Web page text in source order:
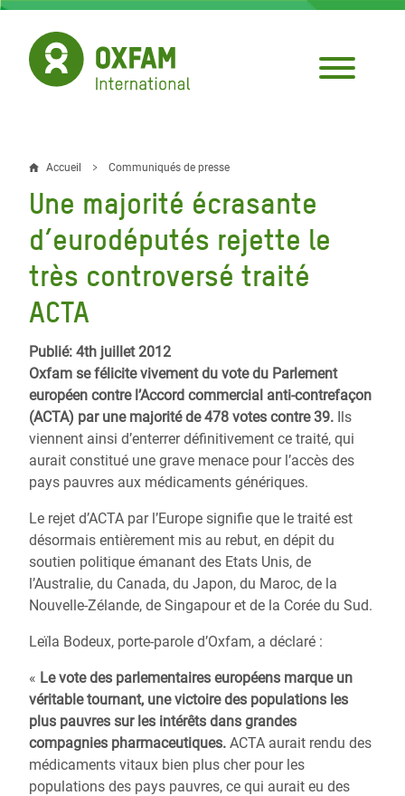
Aller
contenu
principal
Fil
d'Ariane
Accueil Communiqués de presse
Une majorité écrasante
d’eurodéputés rejette le
très controversé traité
ACTA
Publié: 4th juillet 2012
Oxfam se félicite vivement du vote du Parlement
européen contre l’Accord commercial anti-contrefaçon
(ACTA) par une majorité de 478 votes contre 39. Ils
viennent ainsi d’enterrer définitivement ce traité, qui
aurait constitué une grave menace pour l’accès des
pays pauvres aux médicaments génériques.
Le rejet d’ACTA par l’Europe signifie que le traité est
désormais entièrement mis au rebut, en dépit du
soutien politique émanant des Etats Unis, de
l’Australie, du Canada, du Japon, du Maroc, de la
Nouvelle-Zélande, de Singapour et de la Corée du Sud.
Leïla Bodeux, porte-parole d’Oxfam, a déclaré :
« Le vote des parlementaires européens marque un
véritable tournant, une victoire des populations les
plus pauvres sur les intérêts dans grandes
compagnies pharmaceutiques. ACTA aurait rendu des
médicaments vitaux bien plus cher pour les
populations des pays pauvres, ce qui aurait eu des